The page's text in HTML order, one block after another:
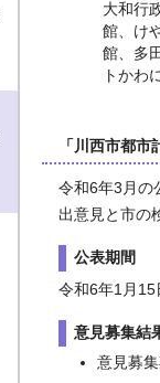
大和行
館、け
館、多
トかわ
「川西市都
令和6年3月の
出意見と市の
公表期間
令和6年1月15
意見募集結
意見募